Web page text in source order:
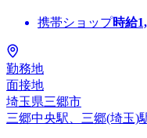
携帯ショップ時給
勤務地
面接地
埼玉県三郷市
三郷中央駅、三郷(埼玉)